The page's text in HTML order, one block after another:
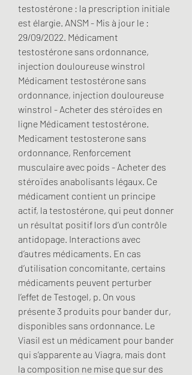
testostérone : la prescription initiale
est élargie. ANSM - Mis à jour le :
29/09/2022. Médicament
testostérone sans ordonnance,
injection douloureuse winstrol
Médicament testostérone sans
ordonnance, injection douloureuse
winstrol - Acheter des stéroïdes en
ligne Médicament testostérone.
Medicament testosterone sans
ordonnance, Renforcement
musculaire avec poids - Acheter des
stéroïdes anabolisants légaux. Ce
médicament contient un principe
actif, la testostérone, qui peut donner
un résultat positif lors d’un contrôle
antidopage. Interactions avec
d’autres médicaments. En cas
d’utilisation concomitante, certains
médicaments peuvent perturber
l’effet de Testogel, p. On vous
présente 3 produits pour bander dur,
disponibles sans ordonnance. Le
Viasil est un médicament pour bander
qui s’apparente au Viagra, mais dont
la composition ne mise que sur des